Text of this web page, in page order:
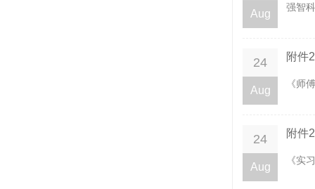
Aug
强智
24
Aug
附件
《师
24
Aug
附件
《实